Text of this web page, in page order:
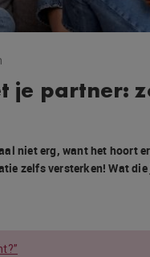
je partner:
niet erg, want het hoort
zelfs versterken! Wat